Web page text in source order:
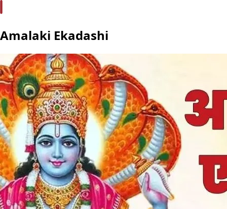
Amalaki Ekadashi